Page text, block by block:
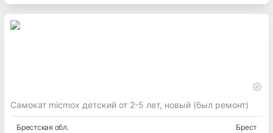
Самокат micmox детский от 2-5 лет, новый (был ремонт)
Брестская обл. Брест